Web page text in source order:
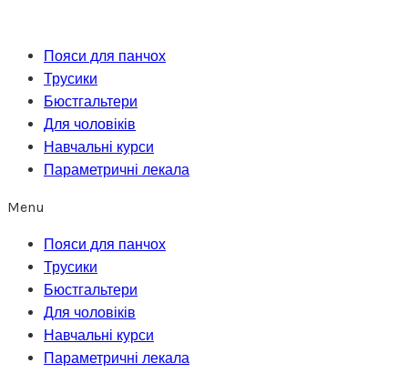
вмістуПояси для панчох
Трусики
Бюстгальтери
Для чоловіків
Навчальні курси
Параметричні лекала
Menu
Пояси для панчох
Трусики
Бюстгальтери
Для чоловіків
Навчальні курси
Параметричні лекала